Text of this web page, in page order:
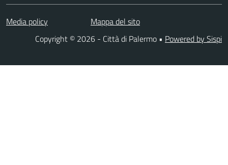
Media policy
Mappa del sito
Copyright © 2026 - Città di Palermo • Powered by Sispi